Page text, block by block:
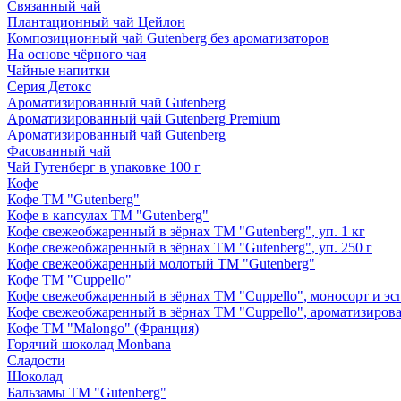
Связанный чай
Плантационный чай Цейлон
Композиционный чай Gutenberg без ароматизаторов
На основе чёрного чая
Чайные напитки
Серия Детокс
Ароматизированный чай Gutenberg
Ароматизированный чай Gutenberg Premium
Ароматизированный чай Gutenberg
Фасованный чай
Чай Гутенберг в упаковке 100 г
Кофе
Кофе ТМ "Gutenberg"
Кофе в капсулах ТМ "Gutenberg"
Кофе свежеобжаренный в зёрнах ТМ "Gutenberg", уп. 1 кг
Кофе свежеобжаренный в зёрнах ТМ "Gutenberg", уп. 250 г
Кофе свежеобжаренный молотый ТМ "Gutenberg"
Кофе ТМ "Cuppello"
Кофе свежеобжаренный в зёрнах ТМ "Cuppello", моносорт и
Кофе свежеобжаренный в зёрнах ТМ "Cuppello",
Кофе ТМ "Malongo" (Франция)
Горячий шоколад Monbana
Сладости
Шоколад
Бальзамы ТМ "Gutenberg"